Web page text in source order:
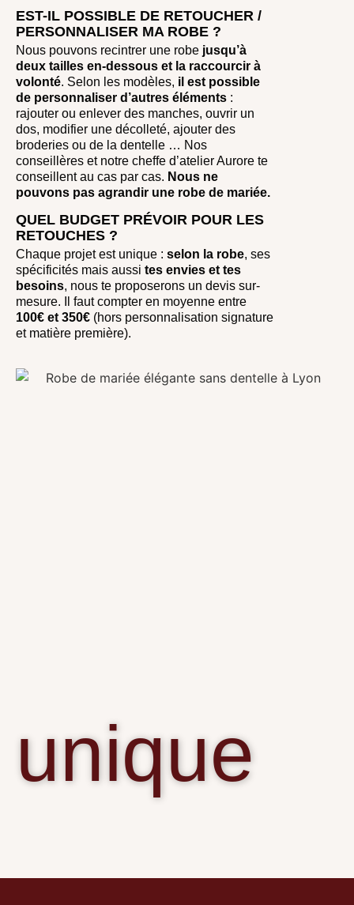
EST-IL POSSIBLE DE RETOUCHER /
PERSONNALISER MA ROBE ?
Nous pouvons recintrer une robe jusqu’à
deux tailles en-dessous et la raccourcir à
volonté. Selon les modèles, il est possible
de personnaliser d’autres éléments :
rajouter ou enlever des manches, ouvrir un
dos, modifier une décolleté, ajouter des
broderies ou de la dentelle … Nos
conseillères et notre cheffe d’atelier Aurore te
conseillent au cas par cas. Nous ne
pouvons pas agrandir une robe de mariée.
QUEL BUDGET PRÉVOIR POUR LES
RETOUCHES ?
Chaque projet est unique : selon la robe, ses
spécificités mais aussi tes envies et tes
besoins, nous te proposerons un devis sur-
mesure. Il faut compter en moyenne entre
100€ et 350€ (hors personnalisation signature
et matière première).
unique